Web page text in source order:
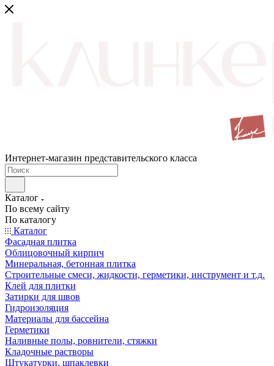
Интернет-магазин представительского класса
Каталог
По всему сайту
По каталогу
Каталог
Фасадная плитка
Облицовочный кирпич
Минеральная, бетонная плитка
Строительные смеси, жидкости, герметики, инструмент и т.д.
Клей для плитки
Затирки для швов
Гидроизоляция
Материалы для бассейна
Герметики
Наливные полы, ровнители, стяжки
Кладочные растворы
Штукатурки, шпаклевки